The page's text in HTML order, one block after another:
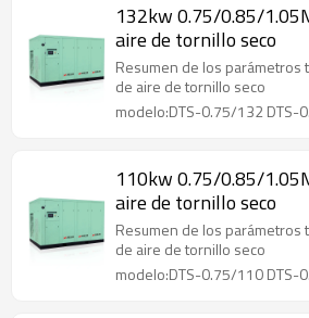
132kw 0.75/0.85/
aire de tornillo seco
Resumen de los
de aire de tornillo seco
110kw 0.75/0.85/
aire de tornillo seco
Resumen de los
de aire de tornillo seco